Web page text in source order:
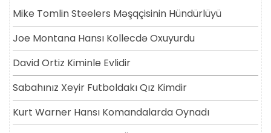
Mike Tomlin Steelers Məşqçisinin Hündürlüyü
Joe Montana Hansı Kollecdə Oxuyurdu
David Ortiz Kiminle Evlidir
Sabahınız Xeyir Futboldakı Qız Kimdir
Kurt Warner Hansı Komandalarda Oynadı